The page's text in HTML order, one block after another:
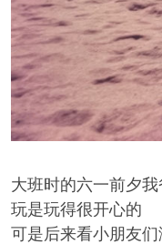
大班时的六一前夕
玩是玩得很开心的
可是后来看小朋友